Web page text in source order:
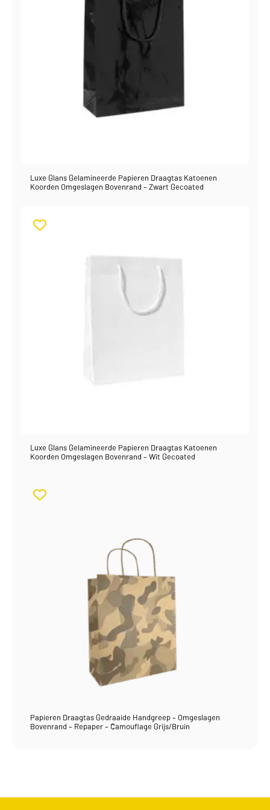
Luxe Glans Gelamineerde Papieren Draagtas Katoenen
Koorden Omgeslagen Bovenrand – Zwart Gecoated
Luxe Glans Gelamineerde Papieren Draagtas Katoenen
Koorden Omgeslagen Bovenrand – Wit Gecoated
Papieren Draagtas Gedraaide Handgreep – Omgeslagen
Bovenrand – Repaper – Camouflage Grijs/Bruin